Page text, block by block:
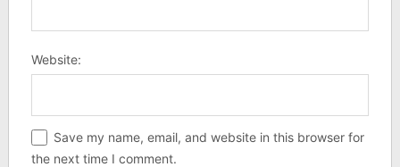
Website:
Save my name, email, and website in this browser for
the next time I comment.